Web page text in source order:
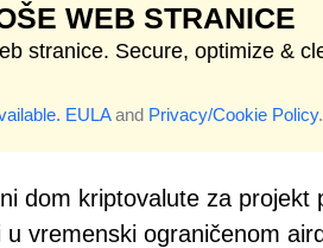
WEB STRANICE
stranice. Secure, optimize &
EULAand Privacy/Cookie Policy.
dom kriptovalute za projekt
vremenski ograničenom